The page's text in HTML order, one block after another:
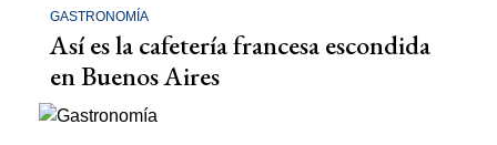
GASTRONOMÍA
Así es la cafetería francesa escondida
en Buenos Aires